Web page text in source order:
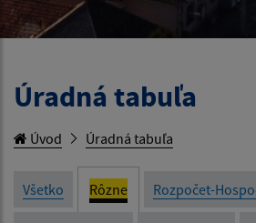
Úradná tabuľa
Úvod Úradná tabuľa
Všetko Rôzne Rozpočet-